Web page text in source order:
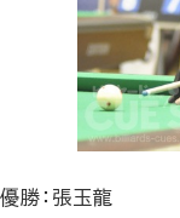
優勝：張玉龍